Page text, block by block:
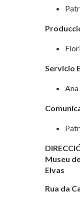
Servicio
Ana
Museu
Elvas
Rua da